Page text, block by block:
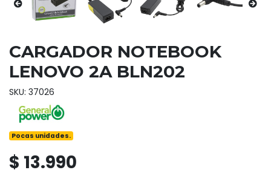
CARGADOR NOTEBOOK
LENOVO 2A BLN202
SKU: 37026
Pocas unidades.
$ 13.990